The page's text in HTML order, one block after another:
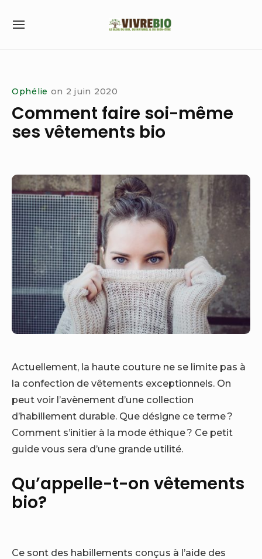
SITE
Ophélie on 2 juin 2020
Comment faire soi-même
ses vêtements bio
Actuellement, la haute couture ne se limite pas à
la confection de vêtements exceptionnels. On
peut voir l’avènement d’une collection
d’habillement durable. Que désigne ce terme ?
Comment s’initier à la mode éthique ? Ce petit
guide vous sera d’une grande utilité.
Qu’appelle-t-on vêtements
bio?
Ce sont des habillements conçus à l’aide des